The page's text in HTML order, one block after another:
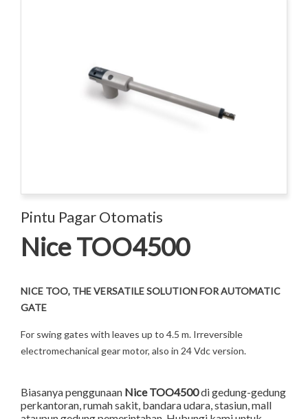
Pintu Pagar Otomatis
Nice TOO4500
NICE TOO, THE VERSATILE SOLUTION FOR AUTOMATIC
GATE
For swing gates with leaves up to 4.5 m. Irreversible
electromechanical gear motor, also in 24 Vdc version.
Biasanya penggunaan Nice TOO4500di gedung-gedung
perkantoran, rumah sakit, bandara udara, stasiun, mall